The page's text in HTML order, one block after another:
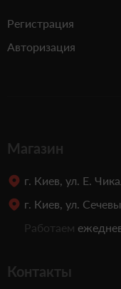
Регистрация
Авторизация
Магазин
г. Киев, ул. Е.
г. Киев, ул.
Работаем
Контакты